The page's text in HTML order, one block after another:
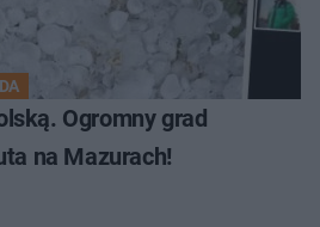
Ogromny grad
na Mazurach!